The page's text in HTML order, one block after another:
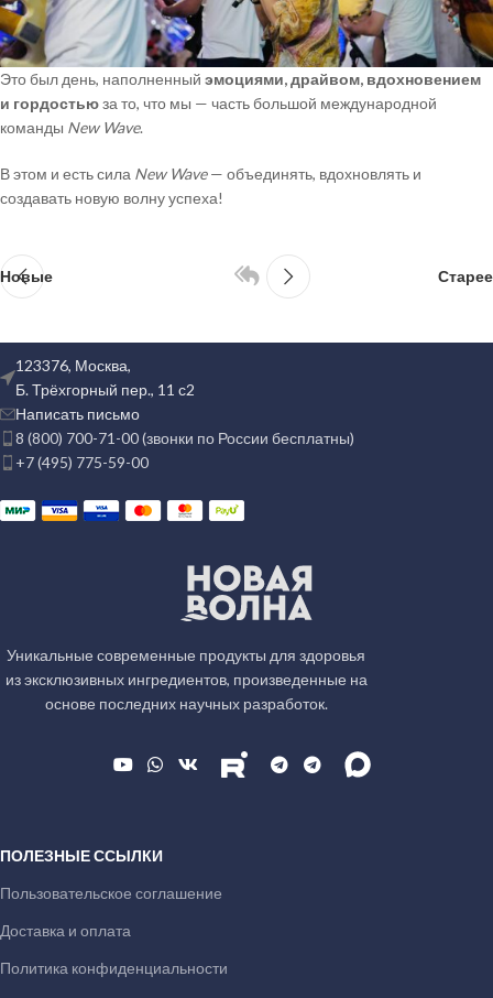
Это был день, наполненный эмоциями, драйвом, вдохновением
и гордостьюза то, что мы — часть большой международной
команды New Wave.
В этом и есть сила New Wave— объединять, вдохновлять и
создавать новую волну успеха!
Новые Старее
123376, Москва,
Б. Трёхгорный пер., 11 с2
Написать письмо
8 (800) 700-71-00 (звонки по России бесплатны)
+7 (495) 775-59-00
Уникальные современные продукты для здоровья
из эксклюзивных ингредиентов, произведенные на
основе последних научных разработок.
ПОЛЕЗНЫЕ ССЫЛКИ
Пользовательское соглашение
Доставка и оплата
Политика конфиденциальности